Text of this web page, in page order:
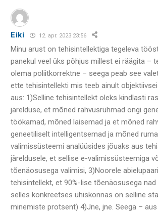
Eiki 12. apr. 2023 23:56
Minu arust on tehisintellektiga tegeleva
panekul veel üks põhjus millest ei räägita –
olema poliitkorrektne – seega peab see
ette tehisintellekti mis teeb ainult
aus: 1)Selline tehisintellekt oleks kindlasti
järelduse, et mõned rahvusrühmad ongi
töökamad, mõned laisemad ja et mõned
geneetiliselt intelligentsemad ja mõned
valimissüsteemi analüüsides jõuaks aus
järeldusele, et sellise e-valimissüsteemiga
tõenäosusega valimisi, 3)Noorele
tehisintellekt, et 90%-lise tõenäosusega nad
selles konkreetses ühiskonnas on selline
minemiste protsent) 4)Jne, jne. Seega – aus